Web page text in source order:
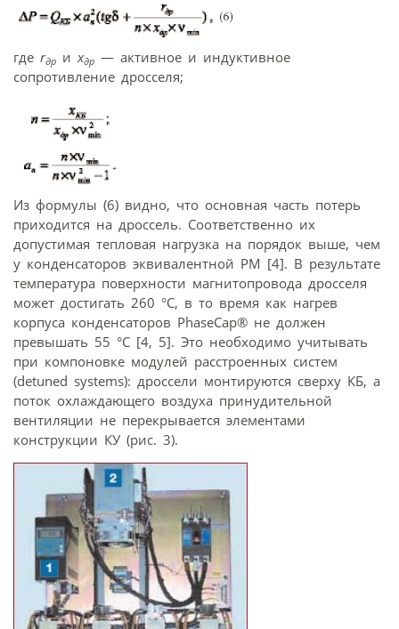
где rдр и хдр — активное и индуктивное
сопротивление дросселя;
Из формулы (6) видно, что основная часть потерь
приходится на дроссель. Соответственно их
допустимая тепловая нагрузка на порядок выше, чем
у конденсаторов эквивалентной РМ [4]. В результате
температура поверхности магнитопровода дросселя
может достигать 260 °С, в то время как нагрев
корпуса конденсаторов PhaseCap® не должен
превышать 55 °С [4, 5]. Это необходимо учитывать
при компоновке модулей расстроенных систем
(detuned systems): дроссели монтируются сверху КБ, а
поток охлаждающего воздуха принудительной
вентиляции не перекрывается элементами
конструкции КУ (рис. 3).